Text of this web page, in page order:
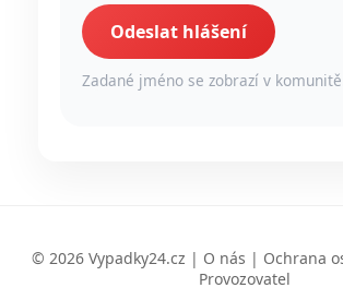
Odeslat hlášení
Zadané jméno se zobrazí v
© 2026 Vypadky24.cz | O nás | Ochrana
Provozovatel